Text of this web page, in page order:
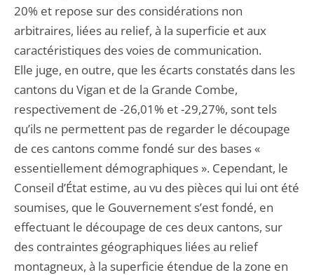
20% et repose sur des considérations non
arbitraires, liées au relief, à la superficie et aux
caractéristiques des voies de communication.
Elle juge, en outre, que les écarts constatés dans les
cantons du Vigan et de la Grande Combe,
respectivement de -26,01% et -29,27%, sont tels
qu’ils ne permettent pas de regarder le découpage
de ces cantons comme fondé sur des bases «
essentiellement démographiques ». Cependant, le
Conseil d’État estime, au vu des pièces qui lui ont été
soumises, que le Gouvernement s’est fondé, en
effectuant le découpage de ces deux cantons, sur
des contraintes géographiques liées au relief
montagneux, à la superficie étendue de la zone en